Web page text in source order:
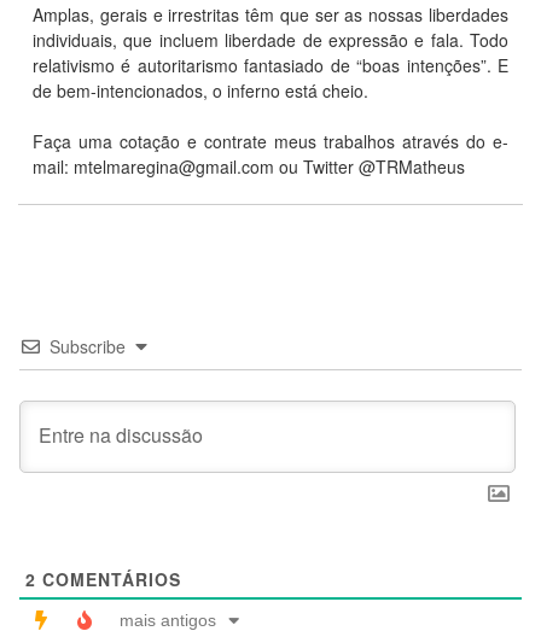
Amplas, gerais e irrestritas têm que ser as nossas liberdades
individuais, que incluem liberdade de expressão e fala. Todo
relativismo é autoritarismo fantasiado de “boas intenções”. E
de bem-intencionados, o inferno está cheio.
Faça uma cotação e contrate meus trabalhos através do e-
mail: mtelmaregina@gmail.com ou Twitter @TRMatheus
Subscribe
2 COMENTÁRIOS
mais antigos